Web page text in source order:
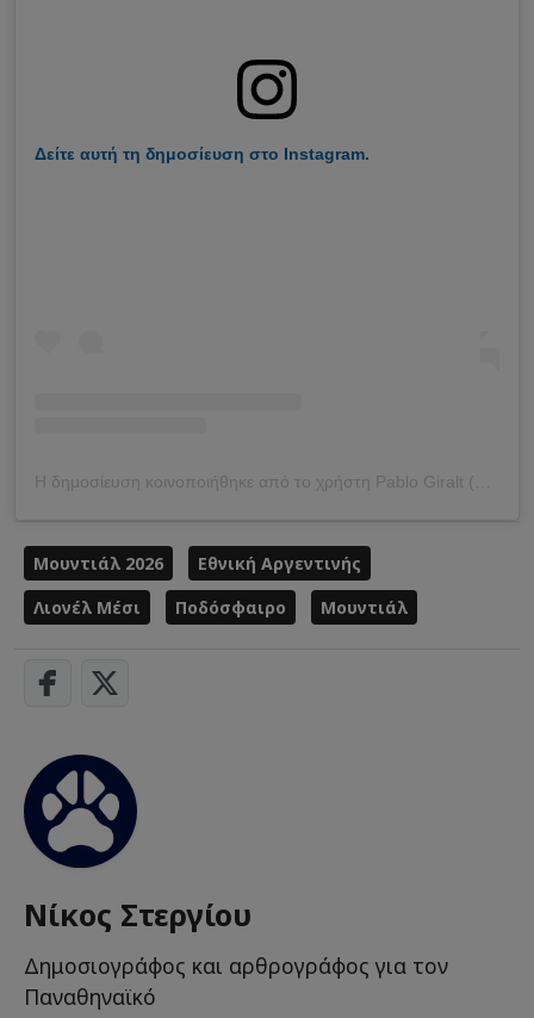
Δείτε αυτή τη δημοσίευση στο Instagram.
Μουντιάλ 2026
Εθνική Αργεντινής
Λιονέλ Μέσι
Ποδόσφαιρο Μουντιάλ
Νίκος Στεργίου
Δημοσιογράφος και αρθρογράφος για τον
Παναθηναϊκό